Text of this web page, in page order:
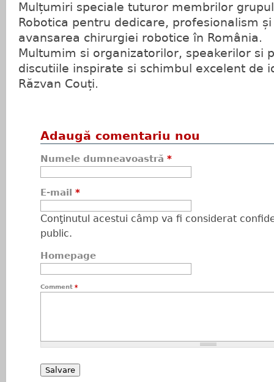
Mulțumiri speciale tuturor membrilor
Robotica pentru dedicare, profesionalism
avansarea chirurgiei robotice în România.
Multumim si organizatorilor, speakerilor si
discutiile inspirate si schimbul excelent de
Răzvan Couți.
Adaugă comentariu nou
Numele dumneavoastră *
E-mail *
Conţinutul acestui câmp va fi considerat
public.
Homepage
Comment *